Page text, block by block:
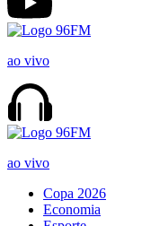
ao vivo
ao vivo
Copa 2026
Economia